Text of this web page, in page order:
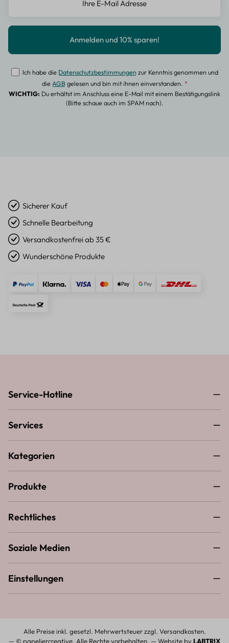
Ich habe die Datenschutzbestimmungenzur Kenntnis genommen und
dieAGBgelesen und bin mit ihnen einverstanden. *
WICHTIG: Du erhältst im Anschluss eine E-Mail mit einem Bestätigungslink
(Bitte schaue auch im SPAM nach).
Sicherer Kauf
Schnelle Bearbeitung
Versandkostenfrei ab 35 €
Wunderschöne Produkte
Service-Hotline
Services
Kategorien
Produkte
Rechtliches
Soziale Medien
Einstellungen
Alle Preise inkl. gesetzl. Mehrwertsteuer zzgl. Versandkosten.
— © papeliercreative. Alle Rechte vorbehalten. — Website by LABTRIX